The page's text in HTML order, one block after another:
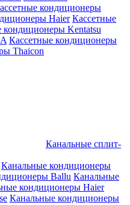
кондиционеры
Haier Кассетные
кондиционеры Kentatsu
Кассетные кондиционеры
Thaicon
Канальные сплит-
Канальные кондиционеры
Ballu Канальные
кондиционеры Haier
Канальные кондиционеры